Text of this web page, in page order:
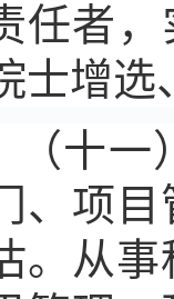
任者，
士增选
（十
、项目
。从事